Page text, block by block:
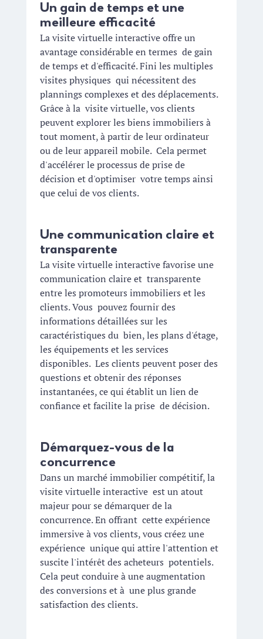
Un gain de temps et une
meilleure efficacité
La visite virtuelle interactive offre un
avantage considérable en termes  de gain
de temps et d'efficacité. Fini les multiples
visites physiques  qui nécessitent des
plannings complexes et des déplacements.
Grâce à la  visite virtuelle, vos clients
peuvent explorer les biens immobiliers à
tout moment, à partir de leur ordinateur
ou de leur appareil mobile.  Cela permet
d'accélérer le processus de prise de
décision et d'optimiser  votre temps ainsi
que celui de vos clients.
Une communication claire et
transparente
La visite virtuelle interactive favorise une
communication claire et  transparente
entre les promoteurs immobiliers et les
clients. Vous  pouvez fournir des
informations détaillées sur les
caractéristiques du  bien, les plans d'étage,
les équipements et les services
disponibles.  Les clients peuvent poser des
questions et obtenir des réponses
instantanées, ce qui établit un lien de
confiance et facilite la prise  de décision.
Démarquez-vous de la
concurrence
Dans un marché immobilier compétitif, la
visite virtuelle interactive  est un atout
majeur pour se démarquer de la
concurrence. En offrant  cette expérience
immersive à vos clients, vous créez une
expérience  unique qui attire l'attention et
suscite l'intérêt des acheteurs  potentiels.
Cela peut conduire à une augmentation
des conversions et à  une plus grande
satisfaction des clients.